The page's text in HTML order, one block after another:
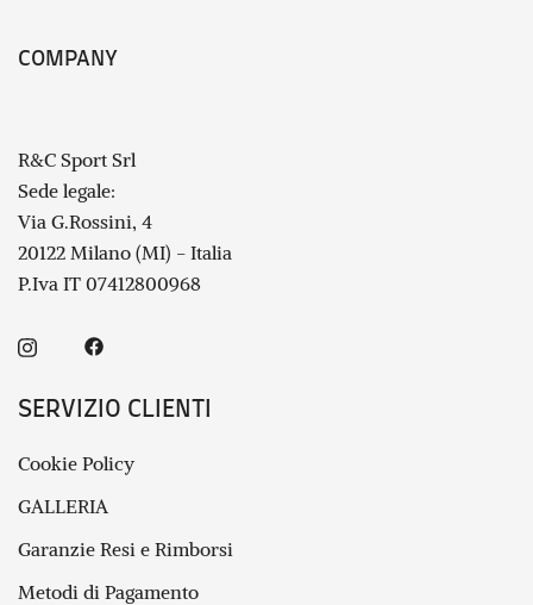
COMPANY
R&C Sport Srl
Sede legale:
Via G.Rossini, 4
20122 Milano (MI) - Italia
P.Iva IT 07412800968
SERVIZIO CLIENTI
Cookie Policy
GALLERIA
Garanzie Resi e Rimborsi
Metodi di Pagamento